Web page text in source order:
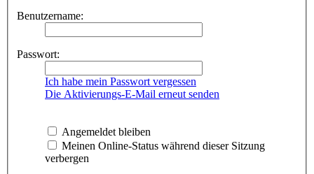
Benutzername:
Passwort:
Ich habe mein Passwort vergessen
Die Aktivierungs-E-Mail erneut senden
Angemeldet bleiben
Meinen Online-Status während dieser Sitzung
verbergen